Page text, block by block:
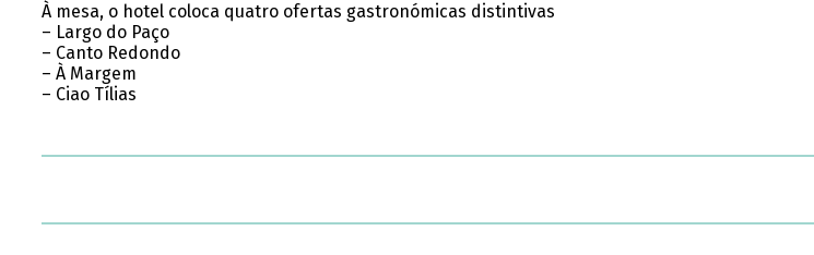
À mesa, o hotel coloca quatro ofertas gastronómicas distintivas
– Largo do Paço
– Canto Redondo
– À Margem
– Ciao Tílias